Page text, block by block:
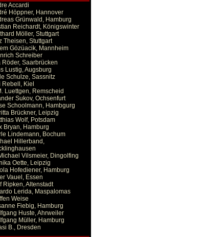
Accardi
Höppner, Hannover
Grünwald, Hamburg
Reichardt, Königswinter
Möller, Stuttgart
Theisen, Stuttgart
Gözüacik, Mannheim
Schreiber
Röder, Saarbrücken
Lustig, Augsburg
Schulze, Sassnitz
Rebell, Kiel
Luettgen, Remscheid
Sukov, Ochsenfurt
Schoolmann, Hambgurg
Brückner, Leipzig
Wolf, Potsdam
Bryan, Hamburg
Lindemann, Bochum
Hillerband,
Vilsmeier, Dingolfing
Oette, Leipzig
Hofediener, Hamburg
Vauel, Essen
Ripken, Altenstadt
Lerida, Maspalomas
Weise
Fiebig, Hamburg
Huste, Ahrweiler
Müller, Hamburg
B., Dresden